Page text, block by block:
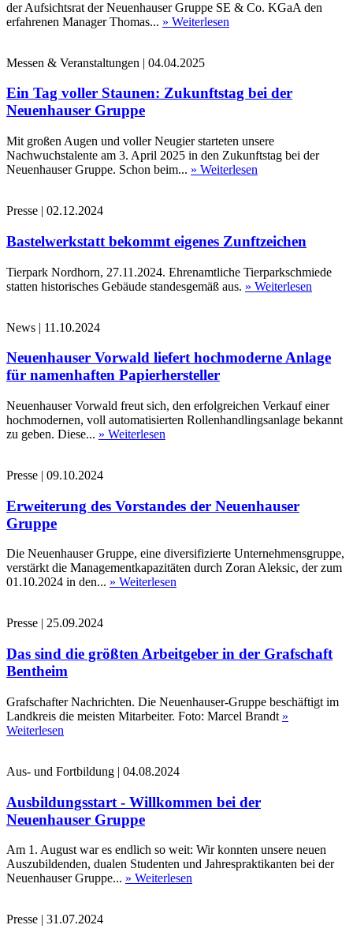
der Aufsichtsrat der Neuenhauser Gruppe SE & Co. KGaA den
erfahrenen Manager Thomas... » Weiterlesen
Messen & Veranstaltungen | 04.04.2025
Ein Tag voller Staunen: Zukunftstag bei der
Neuenhauser Gruppe
Mit großen Augen und voller Neugier starteten unsere
Nachwuchstalente am 3. April 2025 in den Zukunftstag bei der
Neuenhauser Gruppe. Schon beim... » Weiterlesen
Presse | 02.12.2024
Bastelwerkstatt bekommt eigenes Zunftzeichen
Tierpark Nordhorn, 27.11.2024. Ehrenamtliche Tierparkschmiede
statten historisches Gebäude standesgemäß aus. » Weiterlesen
News | 11.10.2024
Neuenhauser Vorwald liefert hochmoderne Anlage
für namenhaften Papierhersteller
Neuenhauser Vorwald freut sich, den erfolgreichen Verkauf einer
hochmodernen, voll automatisierten Rollenhandlingsanlage bekannt
zu geben. Diese... » Weiterlesen
Presse | 09.10.2024
Erweiterung des Vorstandes der Neuenhauser
Gruppe
Die Neuenhauser Gruppe, eine diversifizierte Unternehmensgruppe,
verstärkt die Managementkapazitäten durch Zoran Aleksic, der zum
01.10.2024 in den... » Weiterlesen
Presse | 25.09.2024
Das sind die größten Arbeitgeber in der Grafschaft
Bentheim
Grafschafter Nachrichten. Die Neuenhauser-Gruppe beschäftigt im
Landkreis die meisten Mitarbeiter. Foto: Marcel Brandt »
Weiterlesen
Aus- und Fortbildung | 04.08.2024
Ausbildungsstart - Willkommen bei der
Neuenhauser Gruppe
Am 1. August war es endlich so weit: Wir konnten unsere neuen
Auszubildenden, dualen Studenten und Jahrespraktikanten bei der
Neuenhauser Gruppe... » Weiterlesen
Presse | 31.07.2024